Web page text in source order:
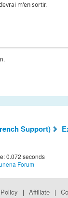
m'en sortir.
Support)
0.072 seconds
Forum
| Affiliate |